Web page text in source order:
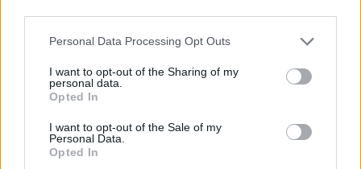
Personal Data Processing Opt Outs
I want to opt-out of the Sharing of my
personal data.
Opted In
I want to opt-out of the Sale of my
Personal Data.
Opted In
goal in carriera al Villa) regala un’importantissima vittoria
WEST BROMWICH ALBION-STOKE CITY 2-1 [ 60′
Sessegnon (W), 81′ Walters (S), 93′ Evans (W) ]
Termina il magic moment dello Stoke che esce sconfitto
dal campo del WBA all’ultimo respiro. Arnautovic si prende
una pausa e Walters non basta.